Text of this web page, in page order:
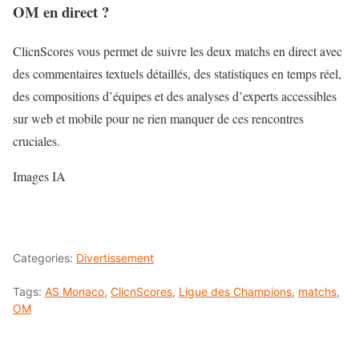
OM en direct ?
ClicnScores vous permet de suivre les deux matchs en direct avec
des commentaires textuels détaillés, des statistiques en temps réel,
des compositions d’équipes et des analyses d’experts accessibles
sur web et mobile pour ne rien manquer de ces rencontres
cruciales.
Images IA
Categories: Divertissement
Tags: AS Monaco, ClicnScores, Ligue des Champions, matchs,
OM